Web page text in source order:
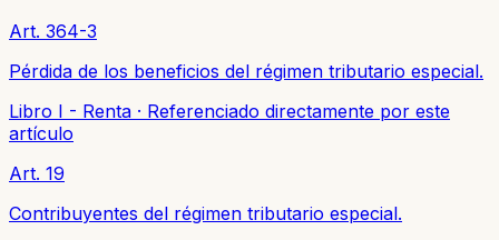
Art. 364-3
Pérdida de los beneficios del régimen tributario especial.
Libro I - Renta · Referenciado directamente por este
artículo
Art. 19
Contribuyentes del régimen tributario especial.